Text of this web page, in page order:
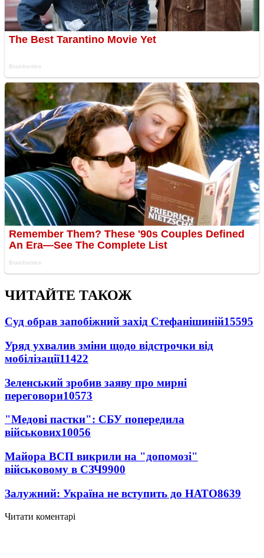
ЧИТАЙТЕ ТАКОЖ
Суд обрав запобіжний захід Стефанішиній15595
Уряд ухвалив зміни щодо відстрочки від
мобілізації11422
Зеленський зробив заяву про мирні
переговори10573
"Медові пастки": СБУ попередила
військових10056
Майора ВСП викрили на "допомозі"
військовому в СЗЧ9900
Залужний: Україна не вступить до НАТО8639
Читати коментарі